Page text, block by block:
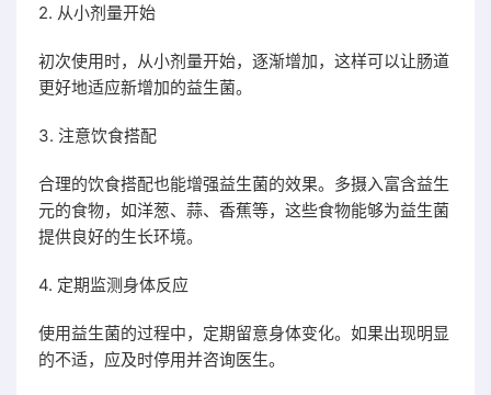
2. 从小剂量开始
初次使用时，从小剂量开始，逐渐增加，这样可以让肠道
更好地适应新增加的益生菌。
3. 注意饮食搭配
合理的饮食搭配也能增强益生菌的效果。多摄入富含益生
元的食物，如洋葱、蒜、香蕉等，这些食物能够为益生菌
提供良好的生长环境。
4. 定期监测身体反应
使用益生菌的过程中，定期留意身体变化。如果出现明显
的不适，应及时停用并咨询医生。